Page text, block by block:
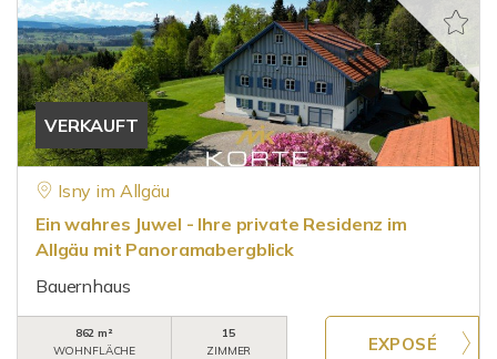
VERKAUFT
Isny im Allgäu
Ein wahres Juwel - Ihre private Residenz im
Allgäu mit Panoramabergblick
Bauernhaus
862 m²
WOHNFLÄCHE
15
ZIMMER